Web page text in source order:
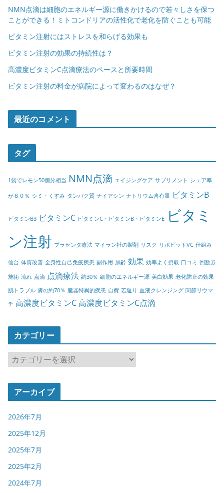
NMN点滴は細胞のエネルギー源に働きかけるので若々しさを保つ
ことができる！ミトコンドリアの活性化で老化を防ぐことも可能
ビタミン注射にはストレスを和らげる効果も
ビタミン注射の効果の持続性は？
高濃度ビタミンC点滴療法のペースと所要時間
ビタミン注射の料金が病院によって変わるのはなぜ？
最近のコメント
タグ
1袋でレモン50個分相当 NMN点滴 エイジングケア サプリメント シェア率
が８０％ シミ・くすみ タンパク質 ナイアシン ナトリウム含有量 ビタミンB
ビタミンB3 ビタミンC ビタミンC・ビタミンB・ビタミンE
ビタミ
ン注射 プラセンタ療法 マイラン社の製剤 リスク リポビットVC 仕組み
仙台 体質改善 全身性自己免疫疾患 副作用 加齢 効果 効率よく摂取 口コミ 回数券
施術 流れ 点滴 点滴療法 約30％ 細胞のエネルギー源 美白効果 老化防止の効果
肌トラブル 膚の約70％ 臓器特異的疾患 自費 若返り 血液クレンジング 関節リウマ
チ 高濃度ビタミンC高濃度ビタミンC点滴
カテゴリー
カ
テ
ゴ
アーカイブ
2026年7月
2025年12月
2025年7月
2025年2月
2024年7月